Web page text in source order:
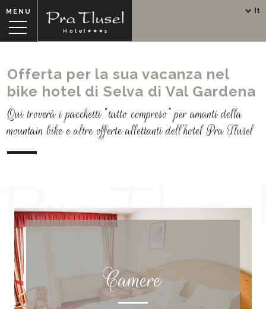
It
MENU
Offerta per la sua vacanza nel
bike hotel di Selva di Val Gardena
Qui troverà i pacchetti “tutto compreso” per amanti della
mountain bike e altre offerte allettanti dell’hotel Pra Tlusel
Camere